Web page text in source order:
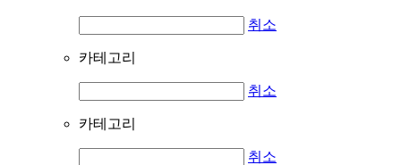
취소
카테고리
취소
카테고리
취소